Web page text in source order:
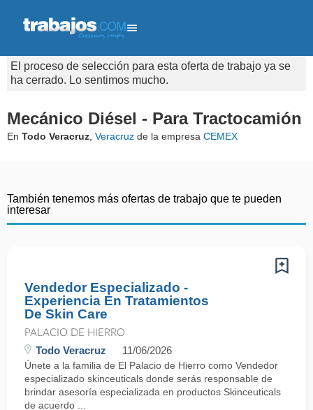
El proceso de selección para esta oferta de trabajo ya se
ha cerrado. Lo sentimos mucho.
Mecánico Diésel - Para Tractocamión
En Todo Veracruz Veracruz de la empresa CEMEX
También tenemos más ofertas de trabajo que te pueden
interesar
Vendedor Especializado -
Experiencia En Tratamientos
De Skin Care
PALACIO DE HIERRO
Todo Veracruz 11/06/2026
Únete a la familia de El Palacio de Hierro como Vendedor
especializado skinceuticals donde serás responsable de
brindar asesoría especializada en productos Skinceuticals
de acuerdo ...